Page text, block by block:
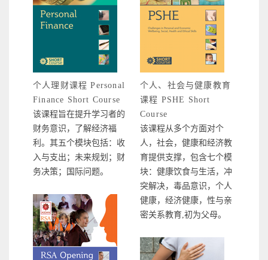
个人理财课程 Personal
Finance Short Course
该课程旨在提升学习者的
财务意识，了解经济福
利。其五个模块包括：收
入与支出；未来规划；财
务决策；国际问题。
个人、社会与健康教育
课程 PSHE Short
Course
该课程从多个方面对个
人，社会，健康和经济教
育提供支撑，包含七个模
块：健康饮食与生活，冲
突解决，毒品意识，个人
健康，经济健康，性与亲
密关系教育,初为父母。